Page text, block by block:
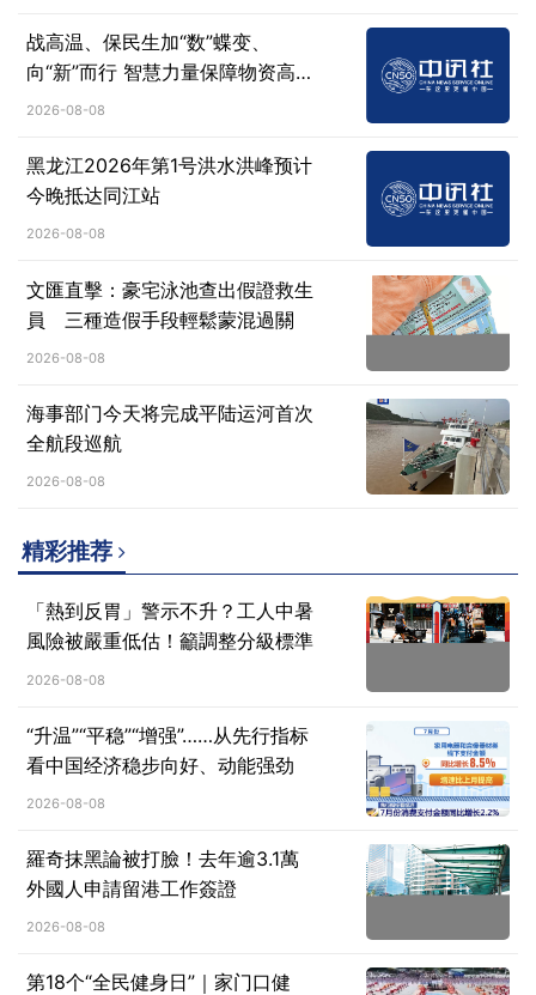
战高温、保民生加“数”蝶变、
向“新”而行 智慧力量保障物资高效
疏运
2026-08-08
黑龙江2026年第1号洪水洪峰预计
今晚抵达同江站
2026-08-08
文匯直擊：豪宅泳池查出假證救生
員 三種造假手段輕鬆蒙混過關
2026-08-08
海事部门今天将完成平陆运河首次
全航段巡航
2026-08-08
精彩推荐
「熱到反胃」警示不升？工人中暑
風險被嚴重低估！籲調整分級標準
2026-08-08
“升温”“平稳”“增强”……从先行指标
看中国经济稳步向好、动能强劲
2026-08-08
羅奇抹黑論被打臉！去年逾3.1萬
外國人申請留港工作簽證
2026-08-08
第18个“全民健身日”｜家门口健